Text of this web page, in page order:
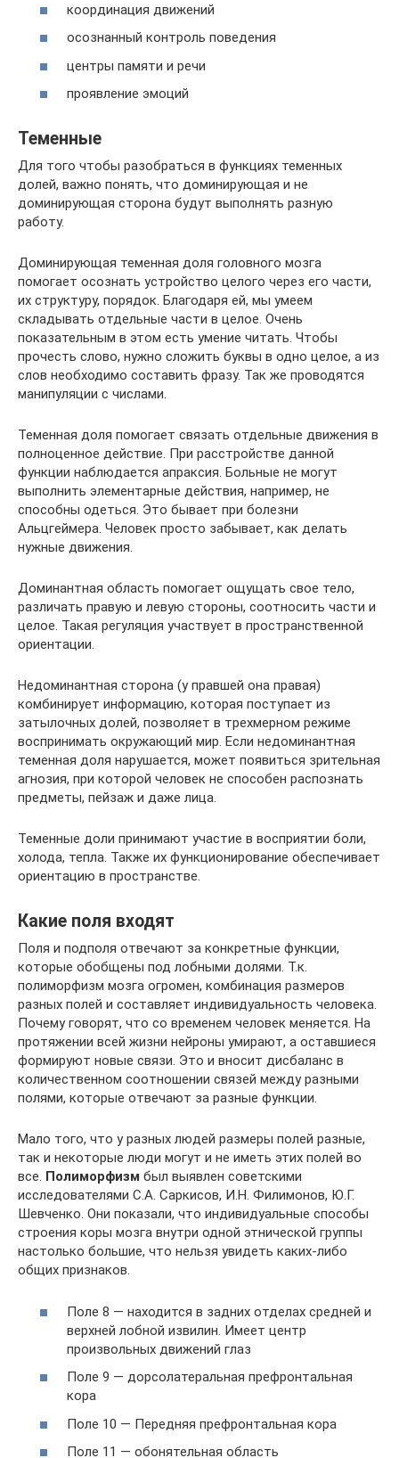
координация движений
осознанный контроль поведения
центры памяти и речи
проявление эмоций
Теменные
Для того чтобы разобраться в функциях теменных
долей, важно понять, что доминирующая и не
доминирующая сторона будут выполнять разную
работу.
Доминирующая теменная доля головного мозга
помогает осознать устройство целого через его части,
их структуру, порядок. Благодаря ей, мы умеем
складывать отдельные части в целое. Очень
показательным в этом есть умение читать. Чтобы
прочесть слово, нужно сложить буквы в одно целое, а из
слов необходимо составить фразу. Так же проводятся
манипуляции с числами.
Теменная доля помогает связать отдельные движения в
полноценное действие. При расстройстве данной
функции наблюдается апраксия. Больные не могут
выполнить элементарные действия, например, не
способны одеться. Это бывает при болезни
Альцгеймера. Человек просто забывает, как делать
нужные движения.
Доминантная область помогает ощущать свое тело,
различать правую и левую стороны, соотносить части и
целое. Такая регуляция участвует в пространственной
ориентации.
Недоминантная сторона (у правшей она правая)
комбинирует информацию, которая поступает из
затылочных долей, позволяет в трехмерном режиме
воспринимать окружающий мир. Если недоминантная
теменная доля нарушается, может появиться зрительная
агнозия, при которой человек не способен распознать
предметы, пейзаж и даже лица.
Теменные доли принимают участие в восприятии боли,
холода, тепла. Также их функционирование обеспечивает
ориентацию в пространстве.
Какие поля входят
Поля и подполя отвечают за конкретные функции,
которые обобщены под лобными долями. Т.к.
полиморфизм мозга огромен, комбинация размеров
разных полей и составляет индивидуальность человека.
Почему говорят, что со временем человек меняется. На
протяжении всей жизни нейроны умирают, а оставшиеся
формируют новые связи. Это и вносит дисбаланс в
количественном соотношении связей между разными
полями, которые отвечают за разные функции.
Мало того, что у разных людей размеры полей разные,
так и некоторые люди могут и не иметь этих полей во
все. Полиморфизм был выявлен советскими
исследователями С.А. Саркисов, И.Н. Филимонов, Ю.Г.
Шевченко. Они показали, что индивидуальные способы
строения коры мозга внутри одной этнической группы
настолько большие, что нельзя увидеть каких-либо
общих признаков.
Поле 8 — находится в задних отделах средней и
верхней лобной извилин. Имеет центр
произвольных движений глаз
Поле 9 — дорсолатеральная префронтальная
кора
Поле 10 — Передняя префронтальная кора
Поле 11 — обонятельная область